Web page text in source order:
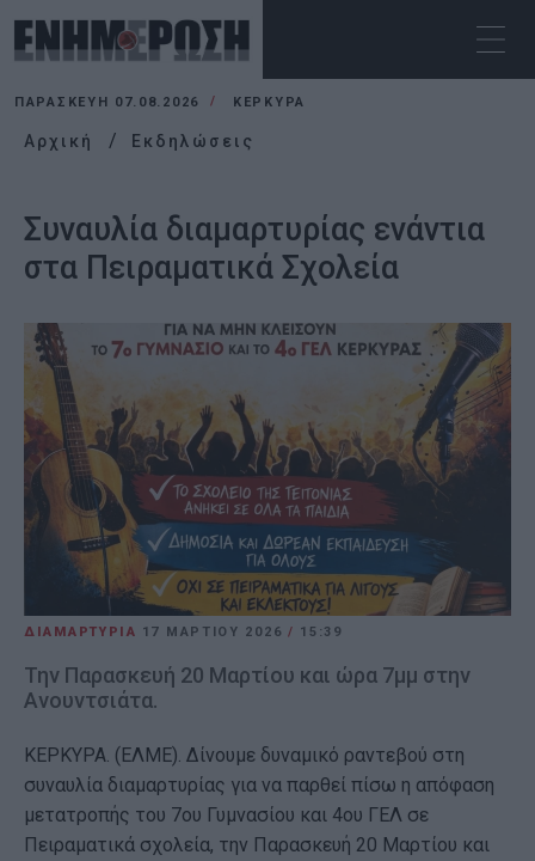
ΠΑΡΑΣΚΕΥΉ 07.08.2026 ΚΕΡΚΥΡΑ
Αρχική Εκδηλώσεις
Συναυλία διαμαρτυρίας ενάντια
στα Πειραματικά Σχολεία
ΔΙΑΜΑΡΤΥΡΙΑ 17 ΜΑΡΤΊΟΥ 2026 / 15:39
Την Παρασκευή 20 Μαρτίου και ώρα 7μμ στην
Ανουντσιάτα.
ΚΕΡΚΥΡΑ. (ΕΛΜΕ). Δίνουμε δυναμικό ραντεβού στη
συναυλία διαμαρτυρίας για να παρθεί πίσω η απόφαση
μετατροπής του 7ου Γυμνασίου και 4ου ΓΕΛ σε
Πειραματικά σχολεία, την Παρασκευή 20 Μαρτίου και